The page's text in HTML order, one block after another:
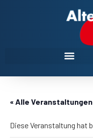
« Alle Veranstaltungen
Diese Veranstaltung hat